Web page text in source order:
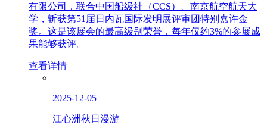
有限公司，联合中国船级社（CCS）、南京航空航天大
学，斩获第51届日内瓦国际发明展评审团特别嘉许金
奖。这是该展会的最高级别荣誉，每年仅约3%的参展成
果能够获评。
查看详情
2025-12-05
江心洲秋日漫游